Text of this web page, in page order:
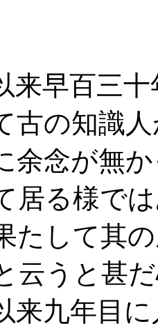
早百三十
古の知識
余念が無
居る様で
たして其
云うと甚
来九年目